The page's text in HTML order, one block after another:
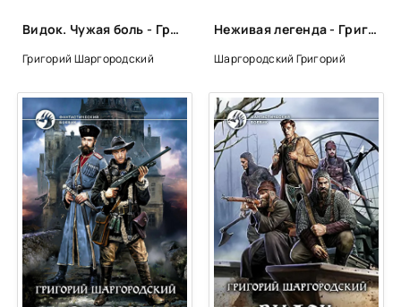
Видок. Чужая боль - Григорий Шаргородский (книга 1)
Григорий Шаргородский
Неживая легенда - Григорий Шаргородский
Шаргородский Григорий